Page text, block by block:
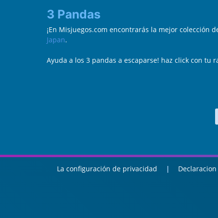
3 Pandas
¡En Misjuegos.com encontrarás la mejor colección
Japan.
Ayuda a los 3 pandas a escaparse! haz click con
La configuración de privacidad